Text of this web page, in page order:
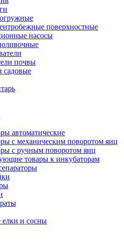
поверхностные
насосы
почвы
садовые
автоматические
с механическим поворотом яиц
с ручным поворотом яиц
товары к инкубаторам
елки и сосны